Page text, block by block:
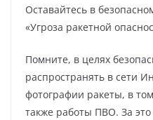
Оставайтесь в
«Угроза ракетной
Помните, в целях
распространять в сети
фотографии ракеты, в
также работы ПВО. За